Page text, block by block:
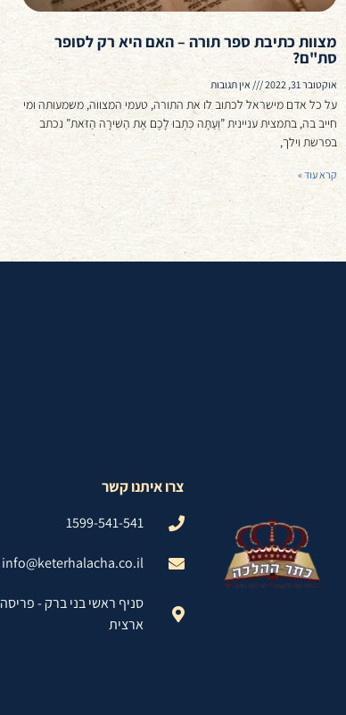
מצוות כתיבת ספר תורה – האם היא רק לסופר
סת"ם?
אוקטובר 31, 2022 אין תגובות
על כל אדם מישראל לכתוב לו את התורה, טעמי המצווה, משמעותה ומי
חייב בה, בתמצית עניינית ”וְעַתָּה כִּתְבוּ לָכֶם אֶת הַשִּׁירָה הַזֹּאת” נכתב
בפרשת וילך,
קרא עוד »
צרו איתנו קשר
1599-541-541
info@keterhalacha.co.il
סניף ראשי בני ברק - פריסה
ארצית